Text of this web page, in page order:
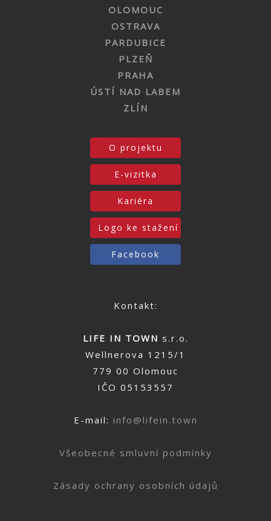
OLOMOUC
OSTRAVA
PARDUBICE
PLZEŇ
PRAHA
ÚSTÍ NAD LABEM
ZLÍN
O projektu
E-vizitka
Kariéra
Logo ke stažení
Facebook
Kontakt:
LIFE IN TOWN s.r.o.
Wellnerova 1215/1
779 00 Olomouc
IČO 05153557
E-mail: info@lifein.town
Všeobecné smluvní podmínky
Zásady ochrany osobních údajů